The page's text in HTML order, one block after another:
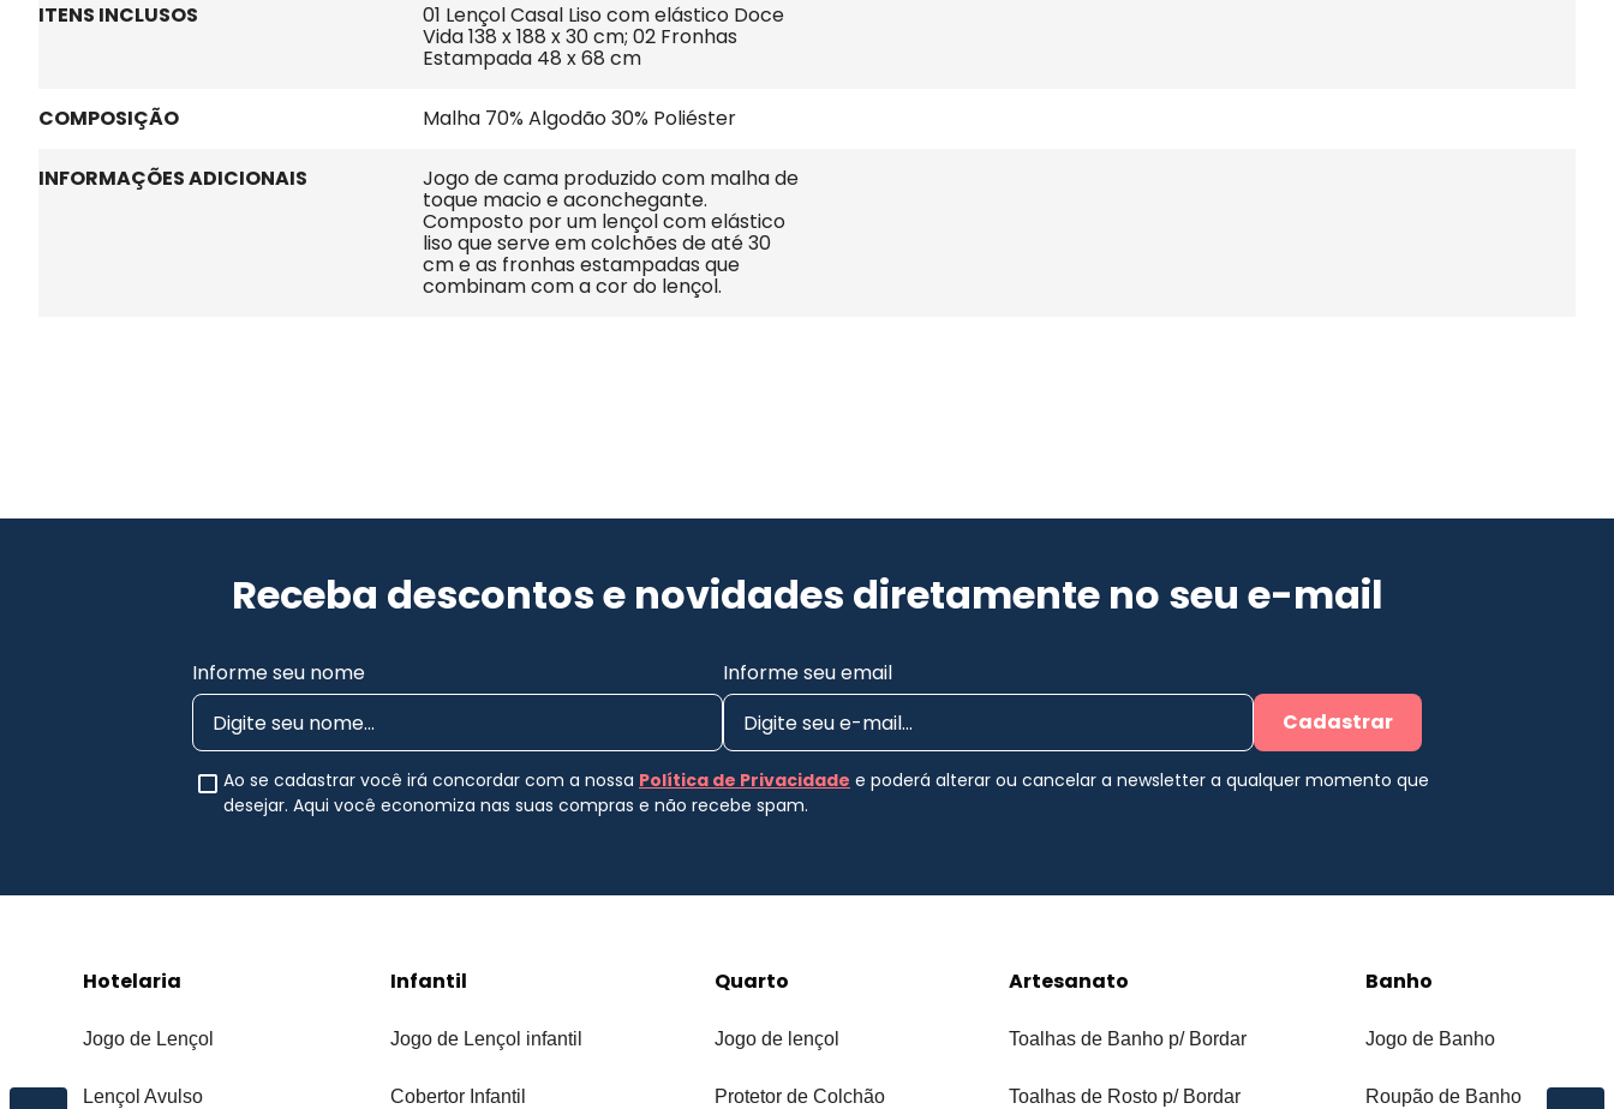
ITENS INCLUSOS 01 Lençol Casal Liso com elástico Doce
Vida 138 x 188 x 30 cm; 02 Fronhas
Estampada 48 x 68 cm
COMPOSIÇÃO Malha 70% Algodão 30% Poliéster
INFORMAÇÕES ADICIONAIS Jogo de cama produzido com malha de
toque macio e aconchegante.
Composto por um lençol com elástico
liso que serve em colchões de até 30
cm e as fronhas estampadas que
combinam com a cor do lençol.
Receba descontos e novidades diretamente no seu e-mail
Informe seu nome
Informe seu email
Cadastrar
Ao se cadastrar você irá concordar com a nossa Política de Privacidade e poderá alterar ou cancelar a newsletter a qualquer momento que
desejar. Aqui você economiza nas suas compras e não recebe spam.
Hotelaria
Jogo de Lençol
Lençol Avulso
Infantil
Jogo de Lençol infantil
Cobertor Infantil
Quarto
Jogo de lençol
Protetor de Colchão
Artesanato
Toalhas de Banho p/ Bordar
Toalhas de Rosto p/ Bordar
Banho
Jogo de Banho
Roupão de Banho